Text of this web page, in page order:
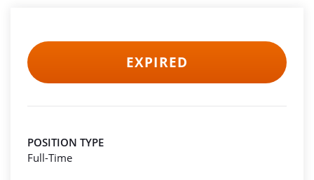
EXPIRED
POSITION TYPE
Full-Time